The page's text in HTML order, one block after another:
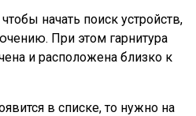
начать поиск устройств,
При этом гарнитура
и расположена близко к
в списке, то нужно на